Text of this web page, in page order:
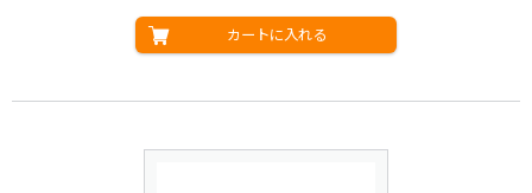
カートに入れる